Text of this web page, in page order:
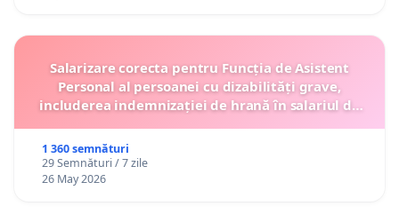
Salarizare corecta pentru Funcția de Asistent
Personal al persoanei cu dizabilități grave,
includerea indemnizației de hrană în salariul de
1 360 semnături
29 Semnături / 7 zile
26 May 2026